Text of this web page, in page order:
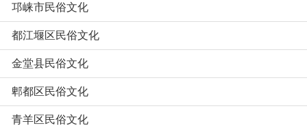
邛崃市民俗文化
都江堰区民俗文化
金堂县民俗文化
郫都区民俗文化
青羊区民俗文化